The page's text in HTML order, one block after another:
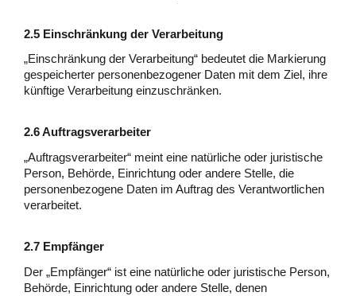
2.5 Einschränkung der Verarbeitung
„Einschränkung der Verarbeitung“ bedeutet die Markierung
gespeicherter personenbezogener Daten mit dem Ziel, ihre
künftige Verarbeitung einzuschränken.
2.6 Auftragsverarbeiter
„Auftragsverarbeiter“ meint eine natürliche oder juristische
Person, Behörde, Einrichtung oder andere Stelle, die
personenbezogene Daten im Auftrag des Verantwortlichen
verarbeitet.
2.7 Empfänger
Der „Empfänger“ ist eine natürliche oder juristische Person,
Behörde, Einrichtung oder andere Stelle, denen